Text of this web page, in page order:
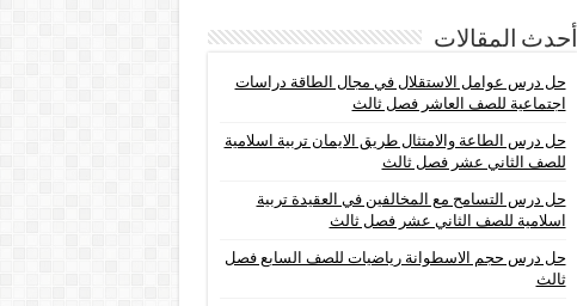
أحدث المقالات
حل درس عوامل الاستقلال في مجال الطاقة دراسات
اجتماعية للصف العاشر فصل ثالث
حل درس الطاعة والامتثال طريق الايمان تربية اسلامية
للصف الثاني عشر فصل ثالث
حل درس التسامح مع المخالفين في العقيدة تربية
اسلامية للصف الثاني عشر فصل ثالث
حل درس حجم الاسطوانة رياضيات للصف السابع فصل
ثالث